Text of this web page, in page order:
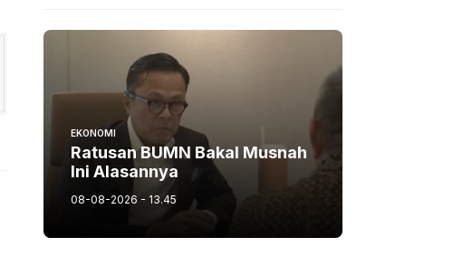
EKONOMI
Ratusan BUMN Bakal Musnah
Ini Alasannya
08-08-2026 - 13.45